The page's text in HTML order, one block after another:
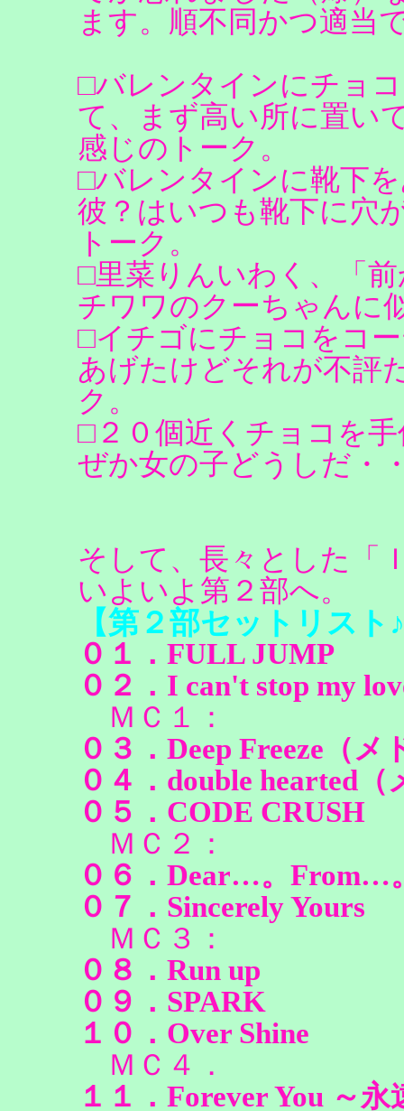
ます。順不同かつ適当
□バレンタインにチョ
て、まず高い所に置い
感じのトーク。
□バレンタインに靴下
彼？はいつも靴下に穴
トーク。
□里菜りんいわく、「
チワワのクーちゃんに
□イチゴにチョコをコ
あげたけどそれが不評
ク。
□２０個近くチョコを
ぜか女の子どうしだ・
そして、長々とした「
いよいよ第２部へ。
【第２部セットリスト
０１．FULL JUMP
０２．I can't stop my
ＭＣ１：
０３．Deep Freeze（メ
０４．double hearted（
０５．CODE CRUSH
ＭＣ２：
０６．Dear…。From…
０７．Sincerely Yours
ＭＣ３：
０８．Run up
０９．SPARK
１０．Over Shine
ＭＣ４．
１１．Forever You ～